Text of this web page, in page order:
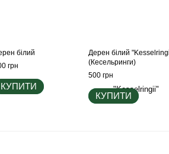
білий
грн
КУПИТИ
Дерен бiлий
(Кесельринги)
500 грн
КУПИТИ